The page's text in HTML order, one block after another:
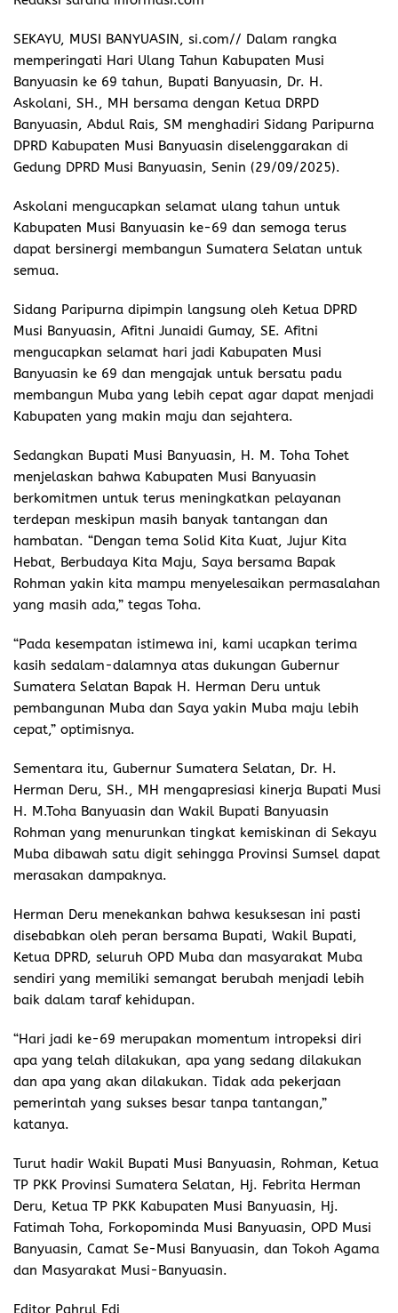
SEKAYU, MUSI BANYUASIN, si.com// Dalam rangka
memperingati Hari Ulang Tahun Kabupaten Musi
Banyuasin ke 69 tahun, Bupati Banyuasin, Dr. H.
Askolani, SH., MH bersama dengan Ketua DRPD
Banyuasin, Abdul Rais, SM menghadiri Sidang Paripurna
DPRD Kabupaten Musi Banyuasin diselenggarakan di
Gedung DPRD Musi Banyuasin, Senin (29/09/2025).
Askolani mengucapkan selamat ulang tahun untuk
Kabupaten Musi Banyuasin ke-69 dan semoga terus
dapat bersinergi membangun Sumatera Selatan untuk
semua.
Sidang Paripurna dipimpin langsung oleh Ketua DPRD
Musi Banyuasin, Afitni Junaidi Gumay, SE. Afitni
mengucapkan selamat hari jadi Kabupaten Musi
Banyuasin ke 69 dan mengajak untuk bersatu padu
membangun Muba yang lebih cepat agar dapat menjadi
Kabupaten yang makin maju dan sejahtera.
Sedangkan Bupati Musi Banyuasin, H. M. Toha Tohet
menjelaskan bahwa Kabupaten Musi Banyuasin
berkomitmen untuk terus meningkatkan pelayanan
terdepan meskipun masih banyak tantangan dan
hambatan. “Dengan tema Solid Kita Kuat, Jujur Kita
Hebat, Berbudaya Kita Maju, Saya bersama Bapak
Rohman yakin kita mampu menyelesaikan permasalahan
yang masih ada,” tegas Toha.
“Pada kesempatan istimewa ini, kami ucapkan terima
kasih sedalam-dalamnya atas dukungan Gubernur
Sumatera Selatan Bapak H. Herman Deru untuk
pembangunan Muba dan Saya yakin Muba maju lebih
cepat,” optimisnya.
Sementara itu, Gubernur Sumatera Selatan, Dr. H.
Herman Deru, SH., MH mengapresiasi kinerja Bupati Musi
H. M.Toha Banyuasin dan Wakil Bupati Banyuasin
Rohman yang menurunkan tingkat kemiskinan di Sekayu
Muba dibawah satu digit sehingga Provinsi Sumsel dapat
merasakan dampaknya.
Herman Deru menekankan bahwa kesuksesan ini pasti
disebabkan oleh peran bersama Bupati, Wakil Bupati,
Ketua DPRD, seluruh OPD Muba dan masyarakat Muba
sendiri yang memiliki semangat berubah menjadi lebih
baik dalam taraf kehidupan.
“Hari jadi ke-69 merupakan momentum intropeksi diri
apa yang telah dilakukan, apa yang sedang dilakukan
dan apa yang akan dilakukan. Tidak ada pekerjaan
pemerintah yang sukses besar tanpa tantangan,”
katanya.
Turut hadir Wakil Bupati Musi Banyuasin, Rohman, Ketua
TP PKK Provinsi Sumatera Selatan, Hj. Febrita Herman
Deru, Ketua TP PKK Kabupaten Musi Banyuasin, Hj.
Fatimah Toha, Forkopominda Musi Banyuasin, OPD Musi
Banyuasin, Camat Se-Musi Banyuasin, dan Tokoh Agama
dan Masyarakat Musi-Banyuasin.
Editor Pahrul Edi